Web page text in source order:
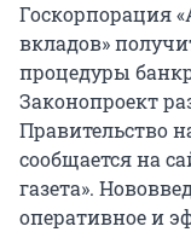
Госкорпорация
вкладов»
процедуры
Законопроект
Правительство
сообщается на
газета».
оперативное и